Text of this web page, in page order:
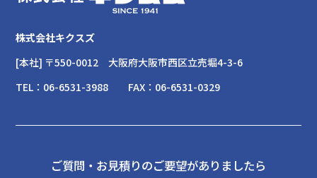
株式会社キクスズ
[本社] 〒550-0012大阪府大阪市西区立売堀4-3-6
TEL： 06-6531-3988 FAX： 06-6531-0329
ご質問・お見積りのご要望がありましたら